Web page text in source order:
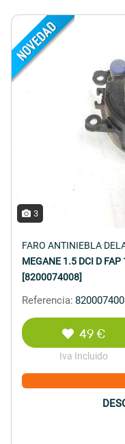
3
FARO ANTINIEBLA
MEGANE 1.5 DCI D
[8200074008]
Referencia:
49 €
Iva Incluido